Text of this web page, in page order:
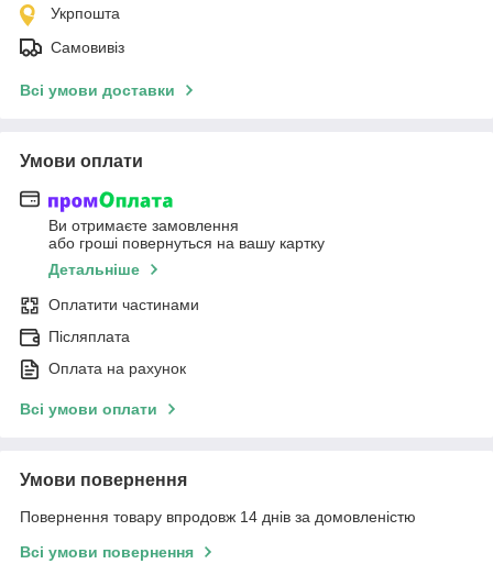
Укрпошта
Самовивіз
Всі умови доставки
Умови оплати
Ви отримаєте замовлення
або гроші повернуться на вашу картку
Детальніше
Оплатити частинами
Післяплата
Оплата на рахунок
Всі умови оплати
Умови повернення
Повернення товару впродовж 14 днів за домовленістю
Всі умови повернення